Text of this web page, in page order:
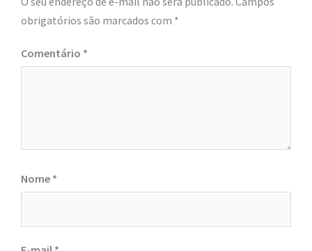
obrigatórios são marcados com *
Comentário *
Nome *